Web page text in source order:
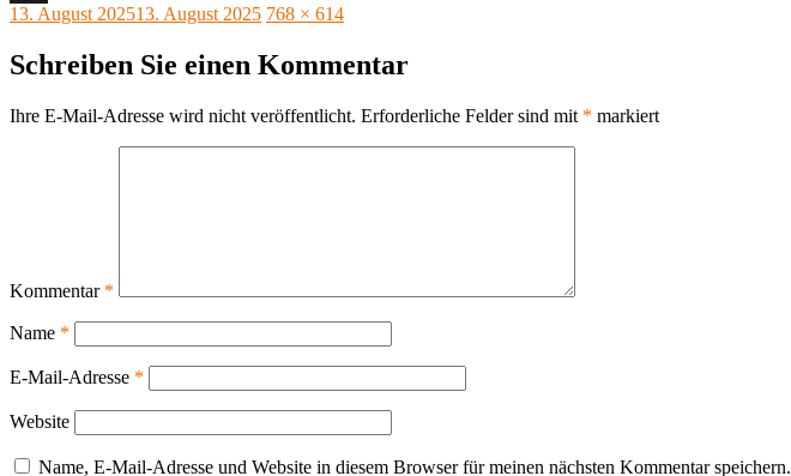
X
Veröffentlicht
13. August 202513. August 2025 Originalgröße
768 × 614
Schreiben Sie einen Kommentar
Ihre E-Mail-Adresse wird nicht veröffentlicht. Erforderliche Felder sind mit * markiert
Kommentar *
Name *
E-Mail-Adresse *
Website
Name, E-Mail-Adresse und Website in diesem Browser für meinen nächsten Kommentar speichern.